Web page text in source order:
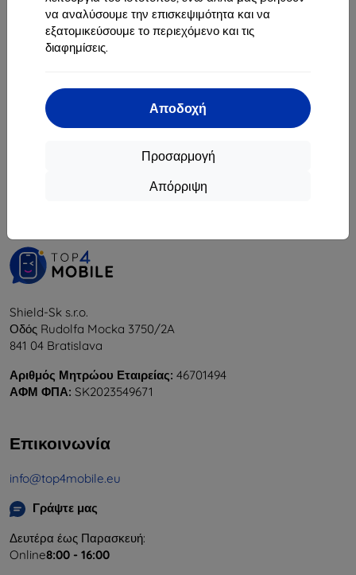
να αναλύσουμε την επισκεψιμότητα και να
εξατομικεύσουμε το περιεχόμενο και τις
διαφημίσεις.
Αποδοχή
Προσαρμογή
Απόρριψη
Διαθέσιμο > 5 τεμ
8,01 €
Διαθέσιμο 3 τεμ
Shield-Sk s.r.o.
Οδός Rudolfa Mocka 3750/2A
841 04 Bratislava
Αριθμός Μητρώου Εταιρείας: 46701494
ΑΦΜ ΦΠΑ: SK2023549671
Επικοινωνία
info@top4mobile.eu
Γράψτε μας
Δευτέρα έως Παρασκευή:
Online8:00 - 16:00